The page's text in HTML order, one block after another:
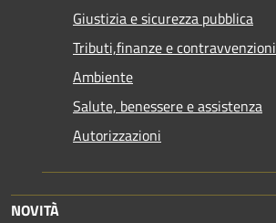
Giustizia e sicurezza pubblica
Tributi,finanze e contravvenzioni
Ambiente
Salute, benessere e assistenza
Autorizzazioni
NOVITÀ